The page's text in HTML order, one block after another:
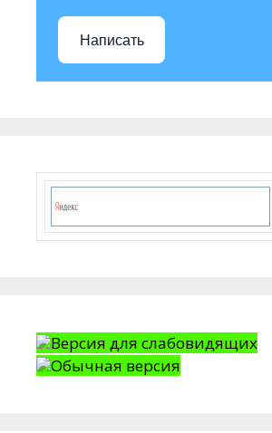
Написать
Версия для слабовидящих
Обычная версия